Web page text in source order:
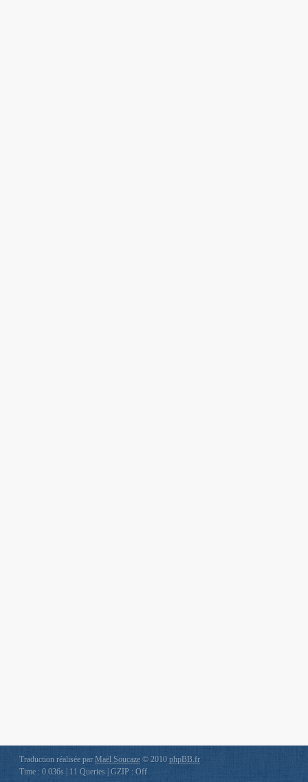
Traduction réalisée parMaël Soucaze© 2010 phpBB.fr
Time : 0.036s | 11 Queries | GZIP : Off